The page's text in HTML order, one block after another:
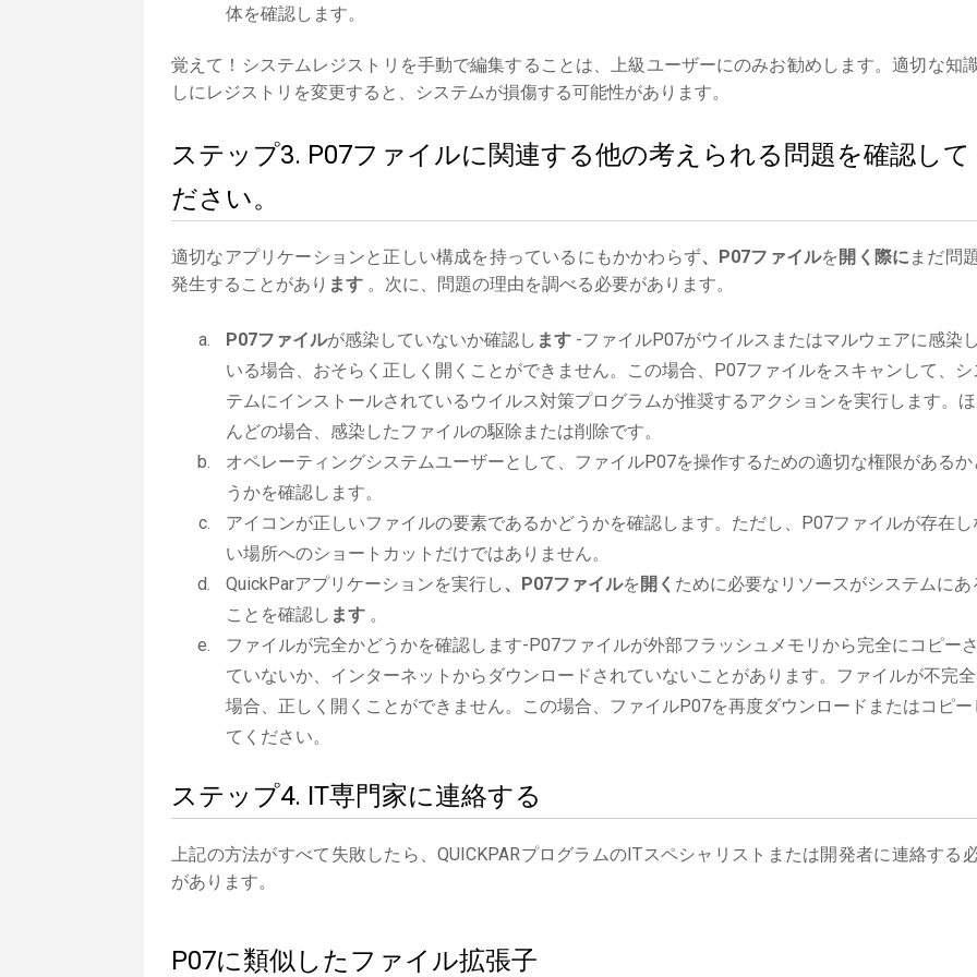
体を確認します。
覚えて！システムレジストリを手動で編集することは、上級ユーザーにのみお勧めします。適切な知
しにレジストリを変更すると、システムが損傷する可能性があります。
ステップ3. P07ファイルに関連する他の考えられる問題を確認して
ださい。
適切なアプリケーションと正しい構成を持っているにもかかわらず、P07ファイルを 開く際に まだ問
発生することがあり ます 。次に、問題の理由を調べる必要があります。
P07ファイルが感染していないか確認し ます -ファイルP07がウイルスまたはマルウェアに感染
いる場合、おそらく正しく開くことができません。この場合、P07ファイルをスキャンして、シ
テムにインストールされているウイルス対策プログラムが推奨するアクションを実行します。ほ
んどの場合、感染したファイルの駆除または削除です。
オペレーティングシステムユーザーとして、ファイルP07を操作するための適切な権限があるか
うかを確認します。
アイコンが正しいファイルの要素であるかどうかを確認します。ただし、P07ファイルが存在し
い場所へのショートカットだけではありません。
QuickParアプリケーションを実行し、P07ファイルを 開く ために必要なリソースがシステムにあ
ことを確認し ます 。
ファイルが完全かどうかを確認します-P07ファイルが外部フラッシュメモリから完全にコピー
ていないか、インターネットからダウンロードされていないことがあります。ファイルが不完
場合、正しく開くことができません。この場合、ファイルP07を再度ダウンロードまたはコピー
てください。
ステップ4. IT専門家に連絡する
上記の方法がすべて失敗したら、QUICKPARプログラムのITスペシャリストまたは開発者に連絡する
があります。
P07に類似したファイル拡張子